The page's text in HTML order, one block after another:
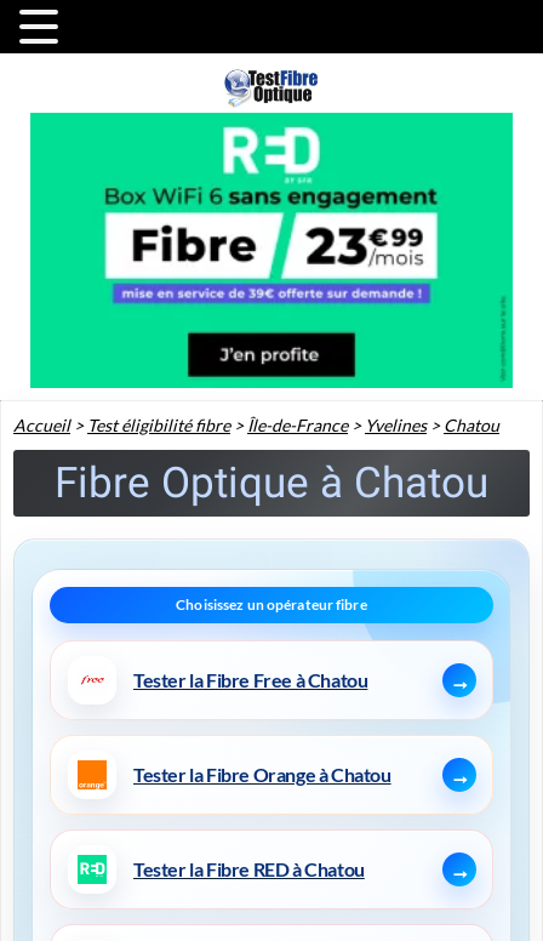
Accueil> Test éligibilité fibre>Île-de-France> Yvelines>Chatou
Fibre Optique à Chatou
Tester la Fibre Free à Chatou
Tester la Fibre Orange à Chatou
Tester la Fibre RED à Chatou